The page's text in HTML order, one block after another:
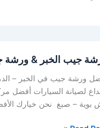
جيب الخبر & ورشة
لصيانة السيارات
– صبغ نحن خيارك الأفضل اتصل بنا: